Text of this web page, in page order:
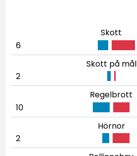
Skott
6
Skott på mål
2
Regelbrott
10
Hörnor
2